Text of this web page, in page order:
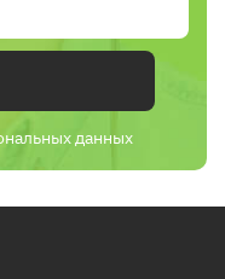
данных